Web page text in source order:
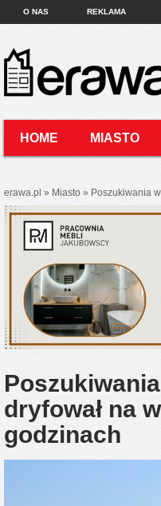
O NAS REKLAMA
HOME MIASTO
erawa.pl » Miasto » Poszukiwania
dryfował na
godzinach